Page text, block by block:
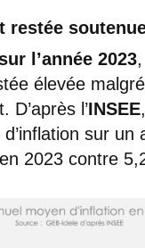
restée
l’année 2023
élevée
D’après l’INSEE
sur un
2023 contre